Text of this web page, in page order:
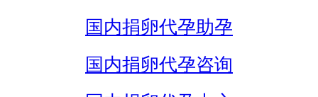
国内捐卵代孕助孕
国内捐卵代孕咨询